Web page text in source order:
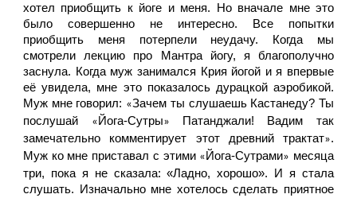
хотел приобщить к йоге и меня. Но вначале мне это
было совершенно не интересно. Все попытки
приобщить меня потерпели неудачу. Когда мы
смотрели лекцию про Мантра йогу, я благополучно
заснула. Когда муж занимался Крия йогой и я впервые
её увидела, мне это показалось дурацкой аэробикой.
Муж мне говорил: «Зачем ты слушаешь Кастанеду? Ты
послушай
« Йога-Сутры» Патанджали! Вадим так
замечательно комментирует этот древний трактат».
Муж ко мне приставал с этими « Йога-Сутрами» месяца
три, пока я не сказала: «Ладно, хорошо». И я стала
слушать. Изначально мне хотелось сделать приятное